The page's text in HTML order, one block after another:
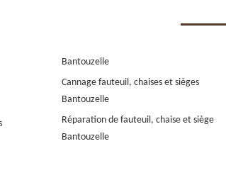
Bantouzelle
Cannage fauteuil, chaises et sièges
Bantouzelle
Réparation de fauteuil, chaise et siège
Bantouzelle